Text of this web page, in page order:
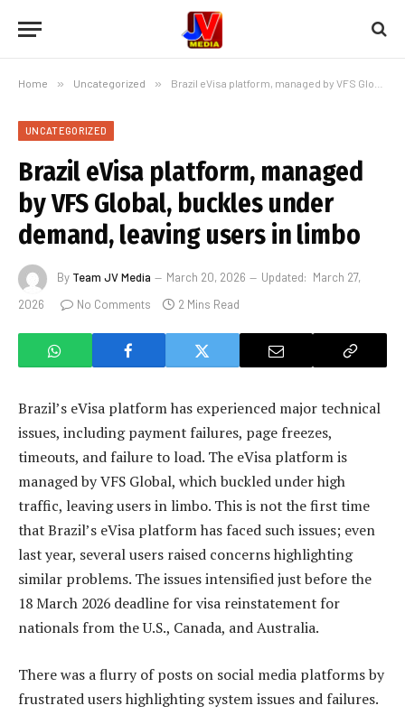
Home » Uncategorized » Brazil eVisa platform, managed by VFS Global, buckles under demand, leaving users in limbo
UNCATEGORIZED
Brazil eVisa platform, managed
by VFS Global, buckles under
demand, leaving users in limbo
By Team JV Media March 20, 2026 Updated: March 27,
2026
No Comments 2 Mins Read
Brazil’s eVisa platform has experienced major technical
issues, including payment failures, page freezes,
timeouts, and failure to load. The eVisa platform is
managed by VFS Global, which buckled under high
traffic, leaving users in limbo. This is not the first time
that Brazil’s eVisa platform has faced such issues; even
last year, several users raised concerns highlighting
similar problems. The issues intensified just before the
18 March 2026 deadline for visa reinstatement for
nationals from the U.S., Canada, and Australia.
There was a flurry of posts on social media platforms by
frustrated users highlighting system issues and failures.